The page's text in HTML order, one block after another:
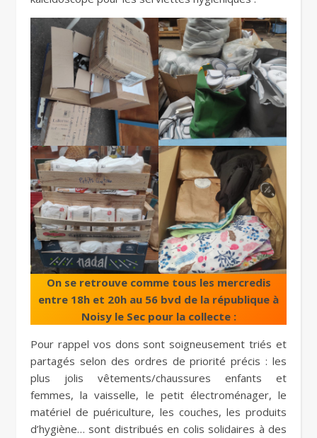
On se retrouve comme tous les mercredis
entre 18h et 20h au 56 bvd de la république à
Noisy le Sec pour la collecte :
Pour rappel vos dons sont soigneusement triés et
partagés selon des ordres de priorité précis : les
plus jolis vêtements/chaussures enfants et
femmes, la vaisselle, le petit électroménager, le
matériel de puériculture, les couches, les produits
d’hygiène… sont distribués en colis solidaires à des